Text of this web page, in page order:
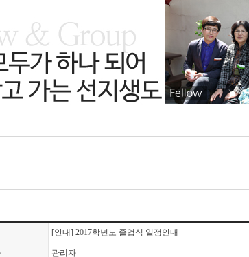
[안내] 2017학년도 졸업식 일정안내
관리자